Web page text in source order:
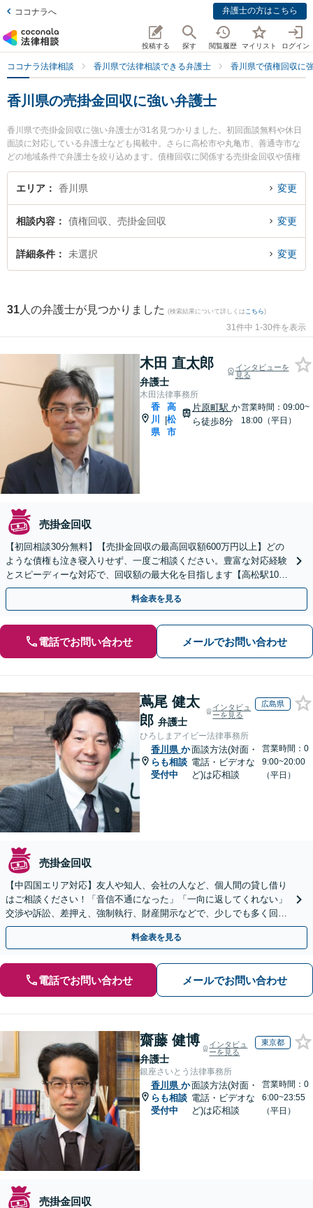
ココナラへ 弁護士の方はこちら
投稿する 探す 閲覧履歴 マイリスト ログイン
ココナラ法律相談 香川県で法律相談できる弁護士 香川県で債権回収に
香川県の売掛金回収に強い弁護士
香川県で売掛金回収に強い弁護士が31名見つかりました。初回面談無料や休日
面談に対応している弁護士なども掲載中。さらに高松市や丸亀市、善通寺市な
どの地域条件で弁護士を絞り込めます。債権回収に関係する売掛金回収や債権
回収代行、債権の時効中断等の細かな分野での絞り込み検索もでき便利です。
特に木田法律事務所の木田 直太郎弁護士や東京スタートアップ法律事務所 高松
す。『香川県で土日や夜間に発生した売掛金回収のトラブルを今すぐに弁護士
に相談したい』『売掛金回収のトラブル解決の実績豊富な近くの弁護士を検索
したい』『初回相談無料で売掛金回収を法律相談できる香川県内の弁護士に相
エリア 香川県 変更
相談内容 債権回収、売掛金回収 変更
詳細条件 未選択 変更
31 人の弁護士が見つかりました (検索結果について詳しくは こちら)
31件中 1-30件を表示
木田 直太郎
弁護士
インタビューを
見る
木田法律事務所
香
川
県
|
高
松
市
片原町駅 か
ら徒歩8分
営業時間：09:00~
18:00（平日）
売掛金回収
【初回相談30分無料】【売掛金回収の最高回収額600万円以上】どの
ような債権も泣き寝入りせず、一度ご相談ください。豊富な対応経験
とスピーディーな対応で、回収額の最大化を目指します【高松駅10
分】【平日夜間・土日祝対応可（要予約）】
料金表を見る
電話でお問い合わせ メールでお問い合わせ
蔦尾 健太
郎 弁護士
インタビュ
ーを見る
広島県
ひろしまアイビー法律事務所
香川県 か
らも相談
受付中
面談方法(対面・
電話・ビデオな
ど)は応相談
営業時間：0
9:00~20:00
（平日）
売掛金回収
【中四国エリア対応】友人や知人、会社の人など、個人間の貸し借り
はご相談ください！「音信不通になった」「一向に返してくれない」
交渉や訴訟、差押え、強制執行、財産開示などで、少しでも多く回収
できるよう尽力【休日・夜間対応】【弁護士歴15年以上】
料金表を見る
電話でお問い合わせ メールでお問い合わせ
齋藤 健博
弁護士
インタビュ
ーを見る
東京都
銀座さいとう法律事務所
香川県 か
らも相談
受付中
面談方法(対面・
電話・ビデオな
ど)は応相談
営業時間：0
6:00~23:55
（平日）
売掛金回収